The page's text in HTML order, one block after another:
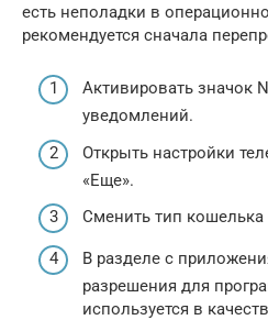
есть неполадки в
рекомендуется сначала
Активировать значок
уведомлений.
Открыть настройки
«Еще».
Сменить тип кошелька
В разделе с
разрешения для
используется в